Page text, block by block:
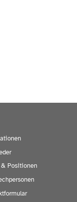
& Positionen